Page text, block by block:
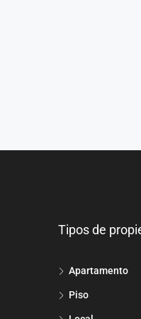
Tipos de
Apartamento
Piso